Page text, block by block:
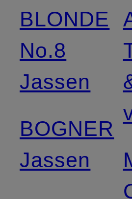
BLONDE
No.8
Jassen
BOGNER
Jassen